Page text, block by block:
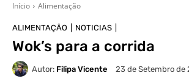
Início Alimentação
ALIMENTAÇÃO NOTICIAS
Wok’s para a corrida
Autor: Filipa Vicente 23 de Setembro de